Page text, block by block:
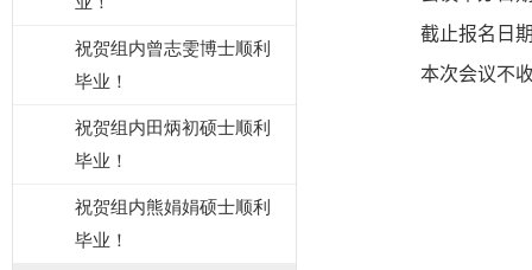
祝贺组内曾志雯博士顺利
毕业！
祝贺组内田炳初硕士顺利
毕业！
祝贺组内熊娟娟硕士顺利
毕业！
截止报名日
本次会议不